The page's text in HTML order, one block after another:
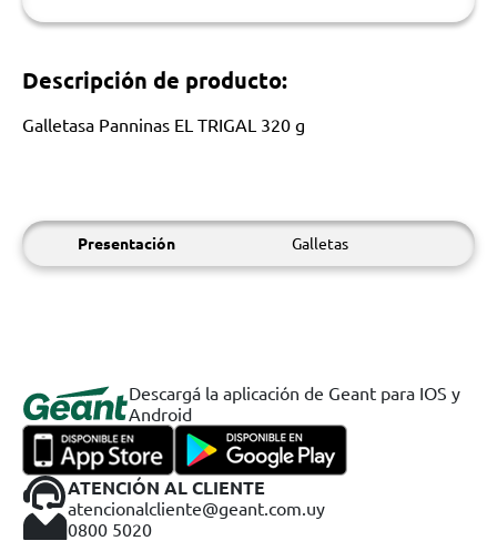
Descripción de producto:
Galletasa Panninas EL TRIGAL 320 g
Presentación Galletas
Descargá la aplicación de Geant para IOS y
Android
ATENCIÓN AL CLIENTE
atencionalcliente@geant.com.uy
0800 5020